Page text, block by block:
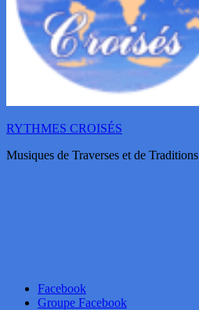
RYTHMES CROISÉS
Musiques de Traverses et de Traditions
Facebook
Groupe Facebook